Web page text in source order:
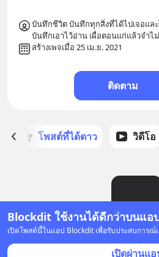
Blockdit ใช้งานได้ดีกว่าบนแอ
เปิดโพสต์นี้ในแอป Blockdit เพื่อรับประสบการณ์
เปิดผ่านแ
บันทึกชีวิต บันทึกทุกสิ่งที่ได้ไปเจอแล
บันทึกเอาไว้อ่าน เผื่อตอนแก่แล้วจำไ
สร้างเพจเมื่อ 25 เม.ย. 2021
ติดตาม
โพสต์ที่ได้ดาว วิดีโอ
ยังไม่มีโพ